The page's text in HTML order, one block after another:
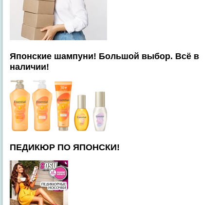
Японские шампуни! Большой выбор. Всё в
наличии!
ПЕДИКЮР ПО ЯПОНСКИ!